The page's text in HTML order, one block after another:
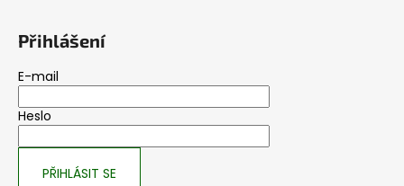
Přihlášení
E-mail
Heslo
PŘIHLÁSIT SE